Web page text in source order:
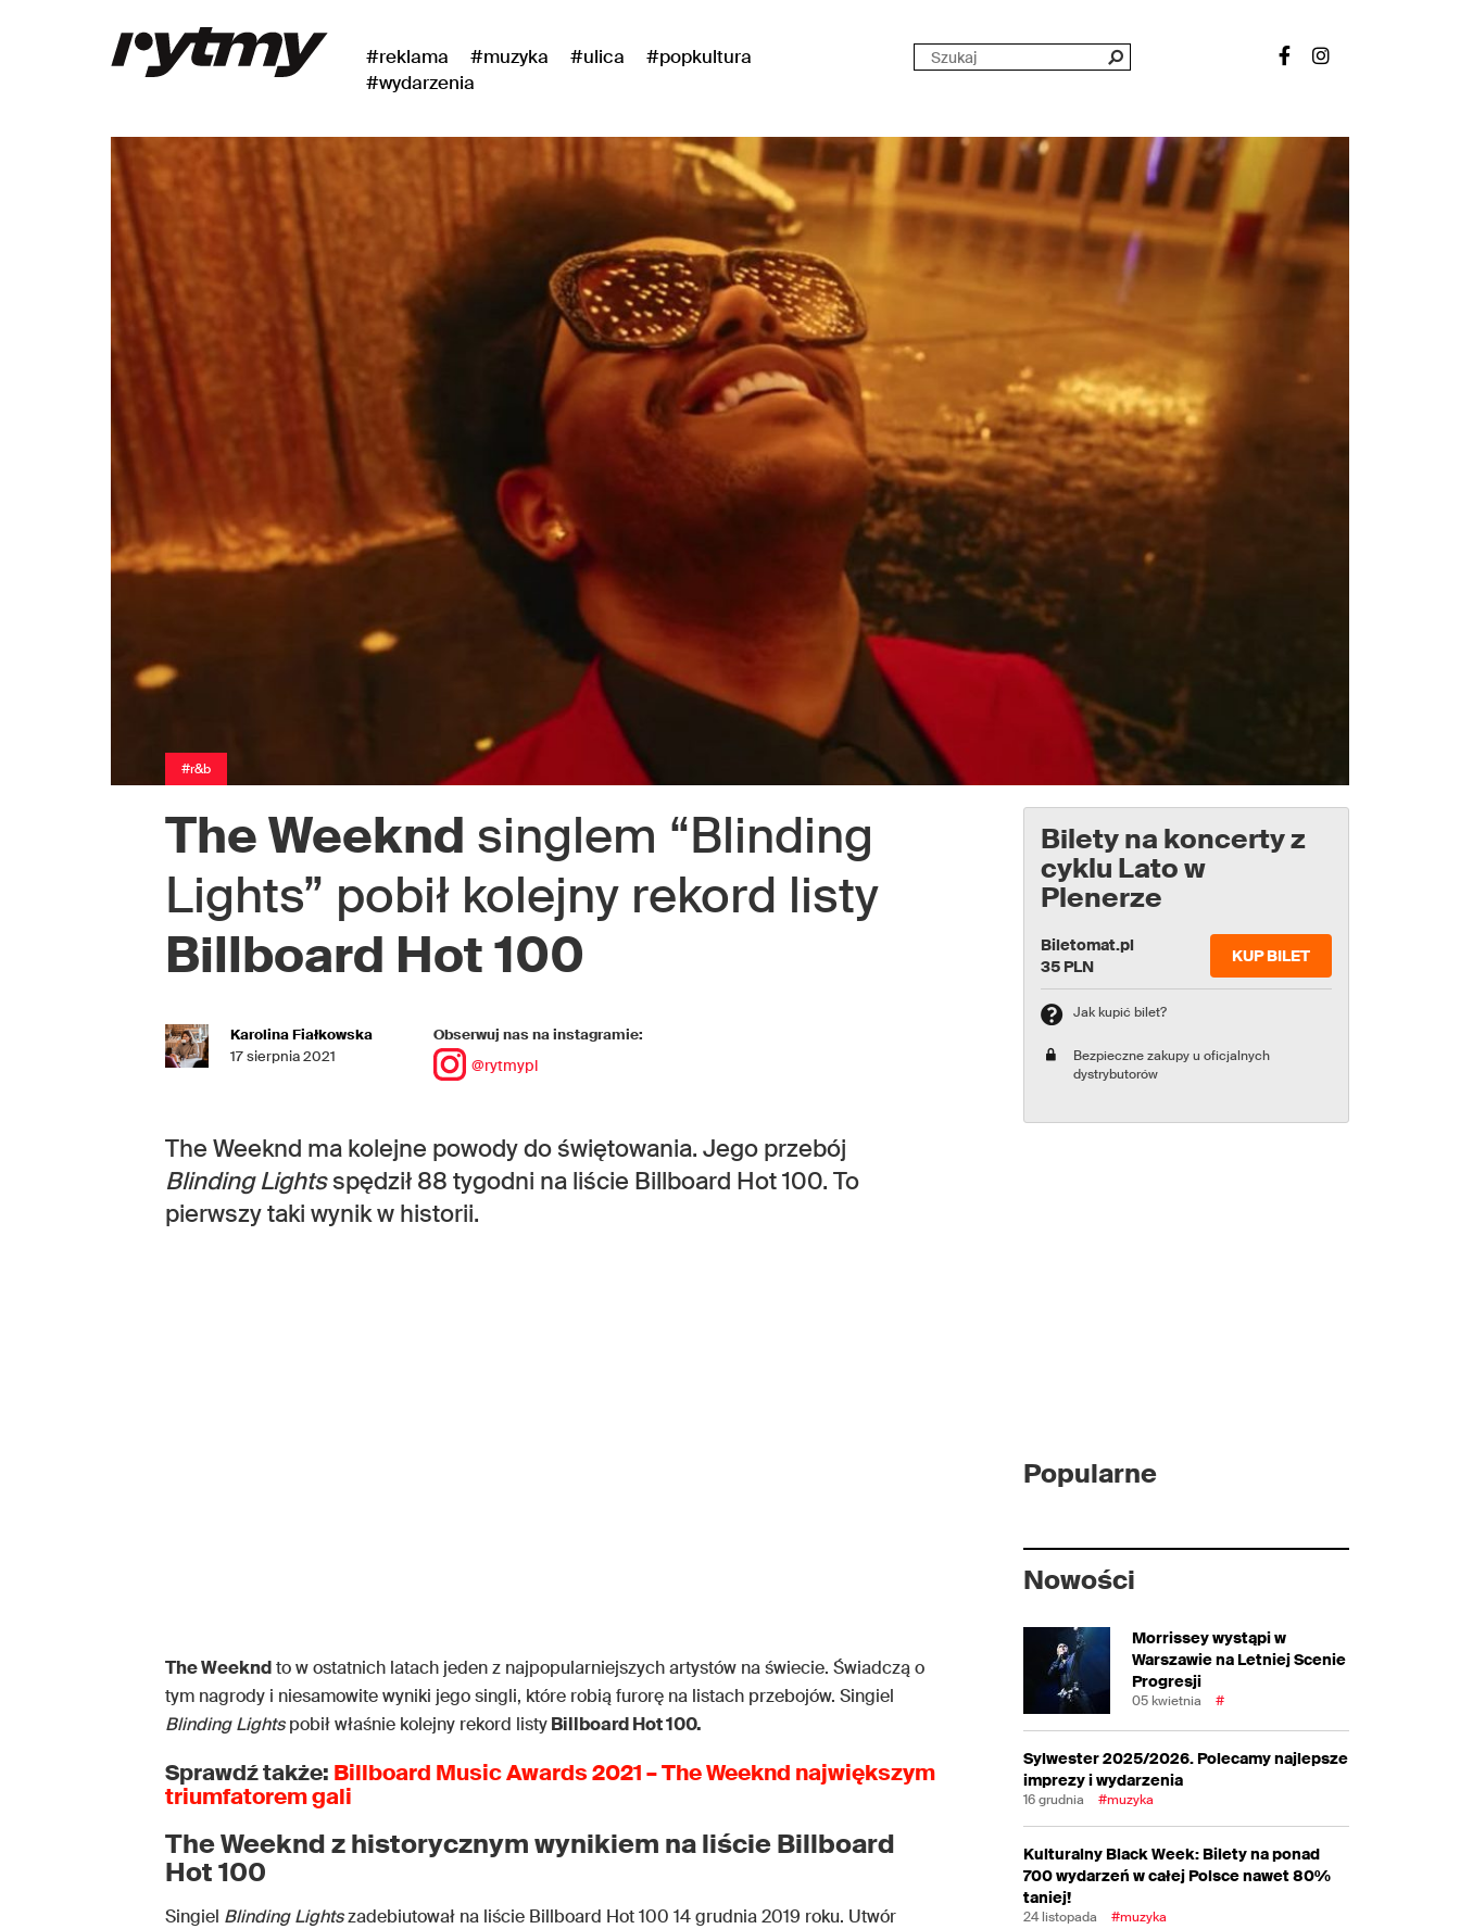
#reklama #muzyka #ulica
#popkultura
#wydarzenia
#r&b
The Weeknd singlem “Blinding
Lights” pobił kolejny rekord listy
Billboard Hot 100
Karolina Fiałkowska
17 sierpnia 2021
Obserwuj nas na instagramie:
@rytmypl
The Weeknd ma kolejne powody do świętowania. Jego przebój
Blinding Lightsspędził 88 tygodni na liście Billboard Hot 100. To
pierwszy taki wynik w historii.
The Weekndto w ostatnich latach jeden z najpopularniejszych artystów na świecie. Świadczą o
tym nagrody i niesamowite wyniki jego singli, które robią furorę na listach przebojów. Singiel
Blinding Lightspobił właśnie kolejny rekord listyBillboard Hot 100.
Sprawdź także: Billboard Music Awards 2021 – The Weeknd największym
triumfatorem gali
The Weeknd z historycznym wynikiem na liście Billboard
Hot 100
Singiel Blinding Lightszadebiutował na liście Billboard Hot 100 14 grudnia 2019 roku. Utwór
Bilety na koncerty z
cyklu Lato w
Plenerze
Biletomat.pl
35 PLN
KUP BILET
Jak kupić bilet?
Bezpieczne zakupy u oficjalnych
dystrybutorów
Popularne
Nowości
Morrissey wystąpi w
Warszawie na Letniej Scenie
Progresji
05 kwietnia #
Sylwester 2025/2026. Polecamy najlepsze
imprezy i wydarzenia
16 grudnia #muzyka
Kulturalny Black Week: Bilety na ponad
700 wydarzeń w całej Polsce nawet 80%
taniej!
24 listopada #muzyka